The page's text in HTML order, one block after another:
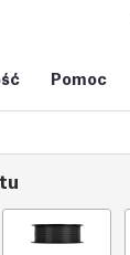
Pomoc